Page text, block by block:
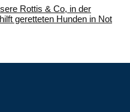
Rottis & Co, in der
geretteten Hunden in Not